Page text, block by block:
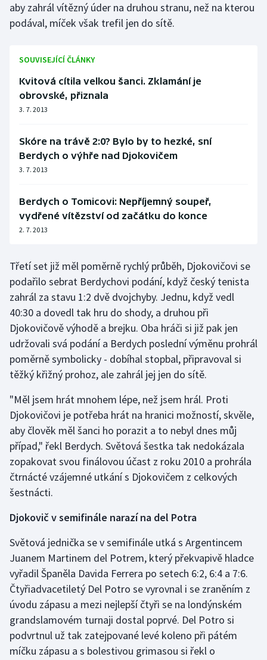
Rychlobruslení
Short track
Sportovní střelba
Stolní tenis
Triatlon
Vodní slalom
Ostatní
aby zahrál vítězný úder na druhou stranu, než na kterou
podával, míček však trefil jen do sítě.
SOUVISEJÍCÍ ČLÁNKY
Kvitová cítila velkou šanci. Zklamání je
obrovské, přiznala
3. 7. 2013
Skóre na trávě 2:0? Bylo by to hezké, sní
Berdych o výhře nad Djokovičem
3. 7. 2013
Berdych o Tomicovi: Nepříjemný soupeř,
vydřené vítězství od začátku do konce
2. 7. 2013
Třetí set již měl poměrně rychlý průběh, Djokovičovi se
podařilo sebrat Berdychovi podání, když český tenista
zahrál za stavu 1:2 dvě dvojchyby. Jednu, když vedl
40:30 a dovedl tak hru do shody, a druhou při
Djokovičově výhodě a brejku. Oba hráči si již pak jen
udržovali svá podání a Berdych poslední výměnu prohrál
poměrně symbolicky - dobíhal stopbal, připravoval si
těžký křižný prohoz, ale zahrál jej jen do sítě.
"Měl jsem hrát mnohem lépe, než jsem hrál. Proti
Djokovičovi je potřeba hrát na hranici možností, skvěle,
aby člověk měl šanci ho porazit a to nebyl dnes můj
případ," řekl Berdych. Světová šestka tak nedokázala
zopakovat svou finálovou účast z roku 2010 a prohrála
čtrnácté vzájemné utkání s Djokovičem z celkových
šestnácti.
Djokovič v semifinále narazí na del Potra
Světová jednička se v semifinále utká s Argentincem
Juanem Martinem del Potrem, který překvapivě hladce
vyřadil Španěla Davida Ferrera po setech 6:2, 6:4 a 7:6.
Čtyřiadvacetiletý Del Potro se vyrovnal i se zraněním z
úvodu zápasu a mezi nejlepší čtyři se na londýnském
grandslamovém turnaji dostal poprvé. Del Potro si
podvrtnul už tak zatejpované levé koleno při pátém
míčku zápasu a s bolestivou grimasou si řekl o